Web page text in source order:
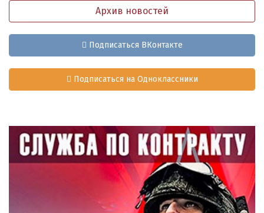
Архив новостей
Подписаться ВКонтакте
Подписаться на Одноклассники